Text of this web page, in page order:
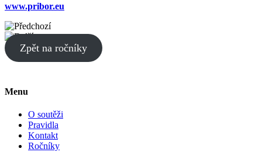
www.pribor.eu
Zpět na ročníky
Menu
O soutěži
Pravidla
Kontakt
Ročníky